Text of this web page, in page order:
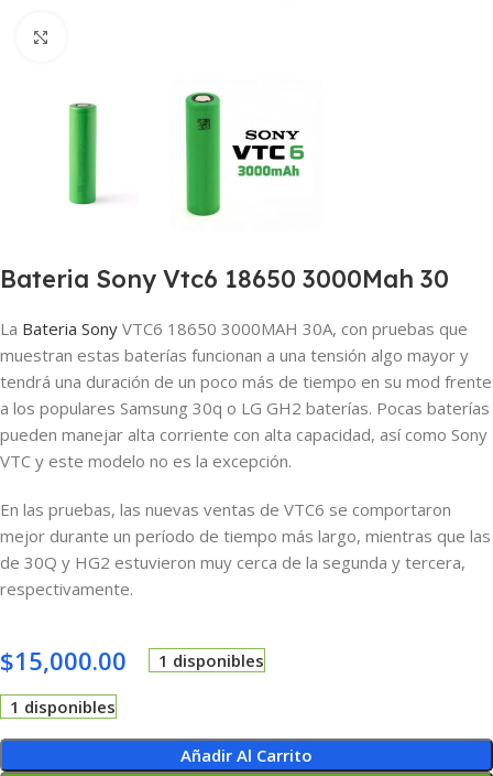
Bateria Sony Vtc6 18650 3000Mah 30
La Bateria Sony VTC6 18650 3000MAH 30A, con pruebas que
muestran estas baterías funcionan a una tensión algo mayor y
tendrá una duración de un poco más de tiempo en su mod frente
a los populares Samsung 30q o LG GH2 baterías. Pocas baterías
pueden manejar alta corriente con alta capacidad, así como Sony
VTC y este modelo no es la excepción.
En las pruebas, las nuevas ventas de VTC6 se comportaron
mejor durante un período de tiempo más largo, mientras que las
de 30Q y HG2 estuvieron muy cerca de la segunda y tercera,
respectivamente.
$15,000.00 1 disponibles
1 disponibles
Añadir Al Carrito